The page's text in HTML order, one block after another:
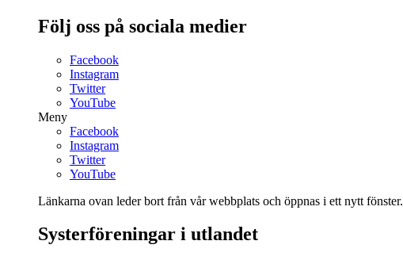
Följ oss på sociala medier
Facebook
Instagram
Twitter
YouTube
Meny
Facebook
Instagram
Twitter
YouTube
Länkarna ovan leder bort från vår webbplats och öppnas i ett nytt fönster.
Systerföreningar i utlandet